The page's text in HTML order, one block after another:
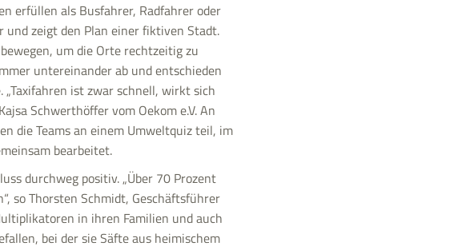
erfüllen als Busfahrer, Radfahrer oder
und zeigt den Plan einer fiktiven Stadt.
um die Orte rechtzeitig zu
untereinander ab und entschieden
ist zwar schnell, wirkt sich
Schwerthöffer vom Oekom e.V. An
die Teams an einem Umweltquiz teil, im
bearbeitet.
durchweg positiv. „Über 70 Prozent
so Thorsten Schmidt, Geschäftsführer
in ihren Familien und auch
bei der sie Säfte aus heimischem